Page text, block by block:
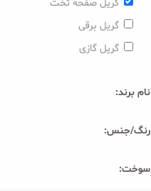
گریل صفحه تخت
گریل برقی
گریل گازی
نام برند:
رنگ/جنس:
سوخت: